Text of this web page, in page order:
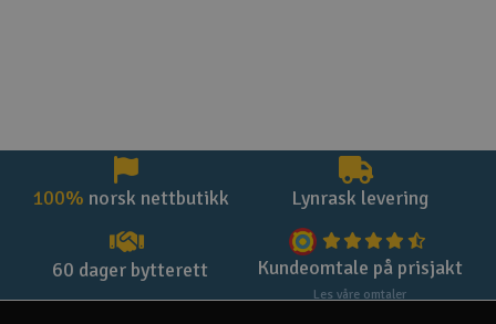
100% norsk nettbutikk Lynrask levering
60 dager bytterett Kundeomtale på prisjakt
Les våre omtaler